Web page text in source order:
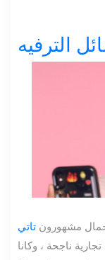
الترفيه
مشهورون تاتي
ناجحة ، وكانا